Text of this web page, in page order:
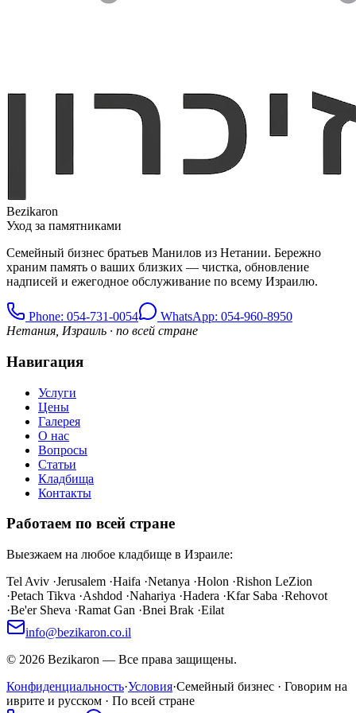
Bezikaron
Уход за памятниками
Семейный бизнес братьев Манилов из Нетании. Бережно
храним память о ваших близких — чистка, обновление
надписей и ежегодное обслуживание по всему Израилю.
Phone: 054-731-0054
WhatsApp: 054-960-8950
Нетания, Израиль · по всей стране
Навигация
Услуги
Цены
Галерея
О нас
Вопросы
Статьи
Кладбища
Контакты
Работаем по всей стране
Выезжаем на любое кладбище в Израиле:
Tel Aviv ·Jerusalem ·Haifa ·Netanya ·Holon ·Rishon LeZion
·Petach Tikva ·Ashdod ·Nahariya ·Hadera ·Kfar Saba ·Rehovot
·Be'er Sheva ·Ramat Gan ·Bnei Brak ·Eilat
info@bezikaron.co.il
© 2026 Bezikaron — Все права защищены.
Конфиденциальность·Условия·Семейный бизнес · Говорим на
иврите и русском · По всей стране